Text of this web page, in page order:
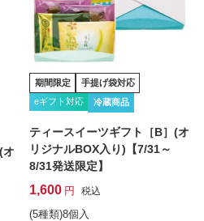
オ
期間限定
手提げ袋対応
eギフト対応
冷蔵商品
ティースイーツギフト［B］(オ
リジナルBOX入り)【7/31～
8/31発送限定】
1,600 税込
(5種類)8個入